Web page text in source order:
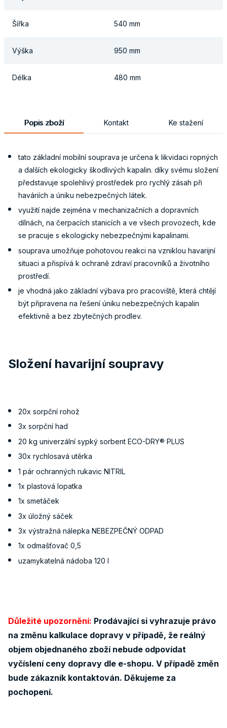
Šířka 540 mm
Výška 950 mm
Délka 480 mm
Popis zboží Kontakt Ke stažení
tato základní mobilní souprava je určena k likvidaci ropných
a dalších ekologicky škodlivých kapalin. díky svému složení
představuje spolehlivý prostředek pro rychlý zásah při
haváriích a úniku nebezpečných látek.
využití najde zejména v mechanizačních a dopravních
dílnách, na čerpacích stanicích a ve všech provozech, kde
se pracuje s ekologicky nebezpečnými kapalinami.
souprava umožňuje pohotovou reakci na vzniklou havarijní
situaci a přispívá k ochraně zdraví pracovníků a životního
prostředí.
je vhodná jako základní výbava pro pracoviště, která chtějí
být připravena na řešení úniku nebezpečných kapalin
efektivně a bez zbytečných prodlev.
Složení havarijní soupravy
20x sorpční rohož
3x sorpční had
20 kg univerzální sypký sorbent ECO-DRY® PLUS
30x rychlosavá utěrka
1 pár ochranných rukavic NITRIL
1x plastová lopatka
1x smetáček
3x úložný sáček
3x výstražná nálepka NEBEZPEČNÝ ODPAD
1x odmašťovač 0,5
uzamykatelná nádoba 120 l
Důležité upozornění: Prodávající si vyhrazuje právo
na změnu kalkulace dopravy v případě, že reálný
objem objednaného zboží nebude odpovídat
vyčíslení ceny dopravy dle e-shopu. V případě změn
bude zákazník kontaktován. Děkujeme za
pochopení.